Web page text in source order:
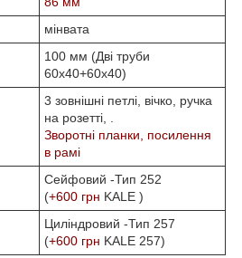
мінвата
100 мм (Дві труби
60х40+60х40)
3 зовнішні петлі, вічко, ручка
на розетті, .
Зворотні планки, посилення
в рамі
Сейфовий -Тип 252
(+600 грн KALE )
Циліндровий -Тип 257
(+600 грн KALE 257)